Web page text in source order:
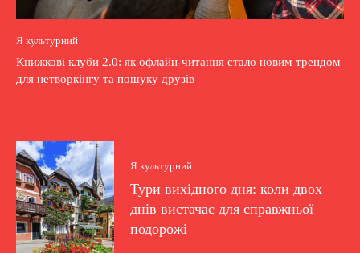
Я культурний
Книжкові клуби 2.0: як офлайн-читання стало новим трендом
для нетворкінгу та пошуку друзів
Я культурний
Тури вихідного дня: коли двох
днів вистачає для справжньої
подорожі